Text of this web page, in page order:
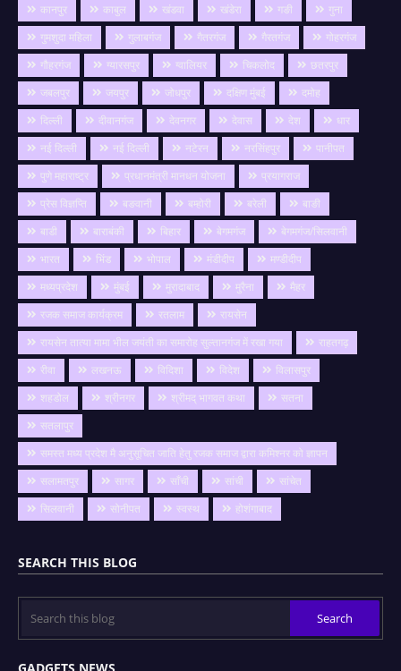
कानपुर
काबुल खंडवा खंडेरा गङी
गुना
गुमशुदा महिला
गुलाबगंज गैतरगंज गैरतगंज
गोहरगंज
गौहरगंज
ग्यारसपुर ग्वालियर चिकलोद
छतरपुर
जबलपुर
जयपुर जोधपुर दक्षिण मुंबई
दमोह
दिल्ली
दीवानगंज देवनगर देवास देश
धार
नई दिल्ली
नई दिल्ली नटेरन नरसिंहपुर
पानीपत
पुणे महाराष्ट्र
प्रधानमंत्री मानधन योजना
प्रयागराज
प्रेस विज्ञप्ति
बङवानी बम्होरी बरेली
बाङी
बाडी
बाराबंकी बिहार बेगमगंज
बेगमगंज/सिलवानी
भारत
भिंड भोपाल मंडीदीप
मण्डीदीप
मध्यप्रदेश
मुंबई मुरादाबाद मुरैना
मैहर
रजक समाज कार्यक्रम
रतलाम
रायसेन
रायसेन तात्या मामा भील जयंती का समारोह सुल्तानगंज में रखा गया
राहतगढ़
रीवा
लखनऊ विदिशा विदेश
विलासपुर
शहडोल
श्रीनगर श्रीमद् भागवत कथा
सतना
सतलापुर
समस्त मध्य प्रदेश मै अनुसूचित जाति हेतु रजक समाज द्वारा कमिश्नर को ज्ञापन
सलामतपुर
सागर साँची सांची
सांचेत
सिलवानी
सोनीपत स्वस्थ होशंगाबाद
SEARCH THIS BLOG